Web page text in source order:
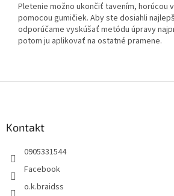
Pletenie možno ukončiť tavením, horúcou
pomocou gumičiek. Aby ste dosiahli
odporúčame vyskúšať metódu úpravy
potom ju aplikovať na ostatné pramene.
Kontakt
0905331544
Facebook
o.k.braidss